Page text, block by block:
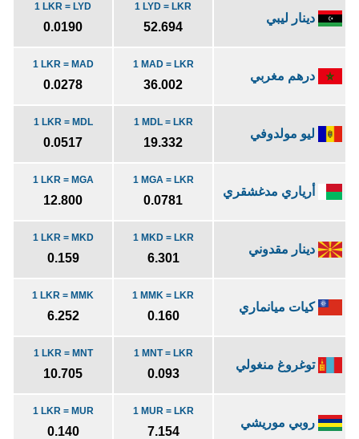
دينار ليبي
1 LYD = LKR
52.694
1 LKR = LYD
0.0190
درهم مغربي
1 MAD = LKR
36.002
1 LKR = MAD
0.0278
ليو مولدوفي
1 MDL = LKR
19.332
1 LKR = MDL
0.0517
أرياري مدغشقري
1 MGA = LKR
0.0781
1 LKR = MGA
12.800
دينار مقدوني
1 MKD = LKR
6.301
1 LKR = MKD
0.159
كيات ميانماري
1 MMK = LKR
0.160
1 LKR = MMK
6.252
توغروغ منغولي
1 MNT = LKR
0.093
1 LKR = MNT
10.705
روبي موريشي
1 MUR = LKR
7.154
1 LKR = MUR
0.140